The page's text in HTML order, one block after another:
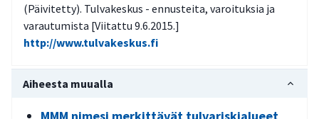
(Päivitetty). Tulvakeskus - ennusteita, varoituksia ja
varautumista [Viitattu 9.6.2015.]
http://www.tulvakeskus.fi
Aiheesta muualla